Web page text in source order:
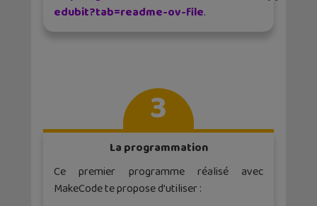
edubit?tab=readme-ov-file.
3
La programmation
Ce premier programme réalisé avec
MakeCode te propose d’utiliser :